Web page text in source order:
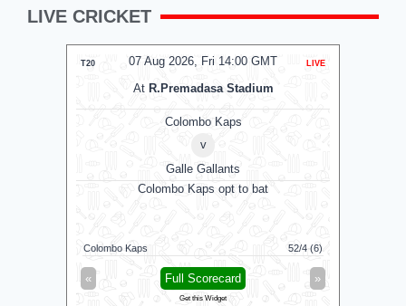
LIVE CRICKET
07 Aug 2026, Fri 14:00 GMT
T20 LIVE
AtR.Premadasa Stadium
Colombo Kaps
Galle Gallants
Colombo Kaps opt to bat
Colombo Kaps 52/4 (6)
Full Scorecard
Get this Widget